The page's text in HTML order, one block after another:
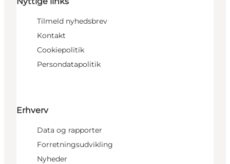
Tilmeld nyhedsbrev
Kontakt
Cookiepolitik
Persondatapolitik
Erhverv
Data og rapporter
Forretningsudvikling
Nyheder